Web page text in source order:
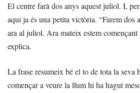
El centre farà dos anys aquest juliol. I,
aquí ja és una petita victòria. “Farem dos
ara al juliol. Ara mateix estem començant
explica.
La frase resumeix bé el to de tota la seva
començar a veure la llum hi ha hagut